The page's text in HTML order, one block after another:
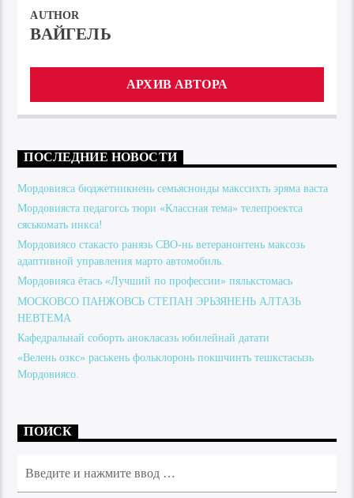
AUTHOR
ВАЙГЕЛЬ
АРХИВ АВТОРА
ПОСЛЕДНИЕ НОВОСТИ
Мордовияса бюджетникнень семьяснонды макссихть эряма васта
Мордовияста педагогсь тюри «Классная тема» телепроектса
сяськомать инкса!
Мордовиясо стакасто ранязь СВО-нь ветеранонтень максозь
адаптивной управления марто автомобиль.
Мордовияса ётась «Лучший по профессии» пялькстомась
МОСКОВСО ПАНЖОВСЬ СТЕПАН ЭРЬЗЯНЕНЬ АЛТАЗЬ
НЕВТЕМА
Кафедральнай соборть анокласазь юбилейнай датати
«Велень озкс» раськень фольклоронь покшчинть тешкстасызь
Мордовиясо.
ПОИСК